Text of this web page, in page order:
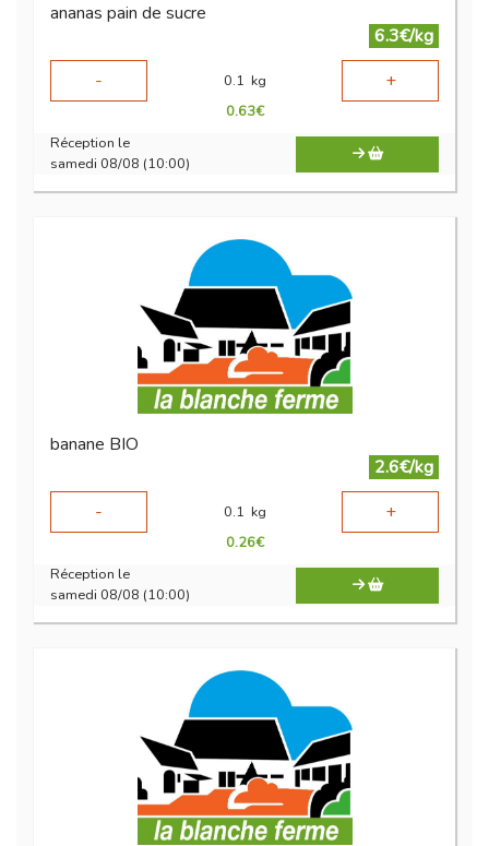
ananas pain de sucre
6.3€/kg
-
0.1 kg +
0.63€
Réception le
samedi 08/08 (10:00)
banane BIO
2.6€/kg
-
0.1 kg +
0.26€
Réception le
samedi 08/08 (10:00)